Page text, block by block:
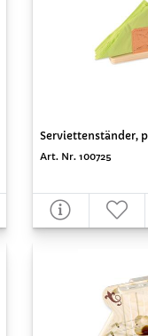
Serviettenständer,
Art. Nr. 100725